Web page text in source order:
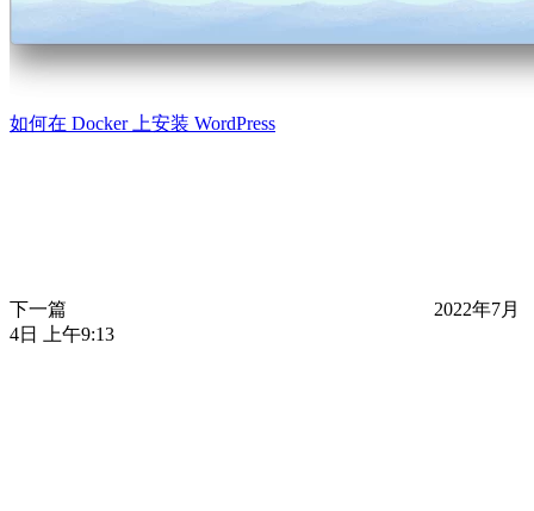
如何在 Docker 上安装 WordPress
下一篇
2022年7月
4日 上午9:13